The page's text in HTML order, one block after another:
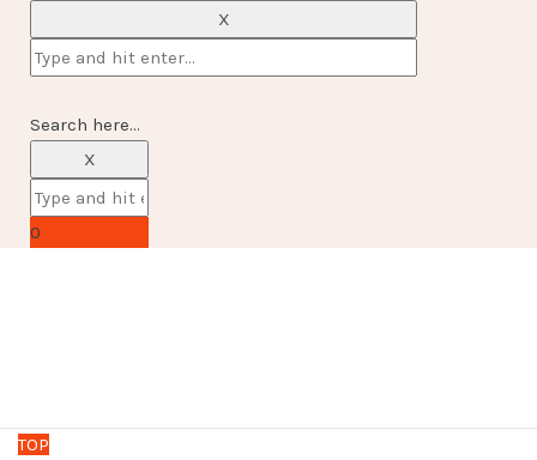
X
Search here...
X
0
TOP